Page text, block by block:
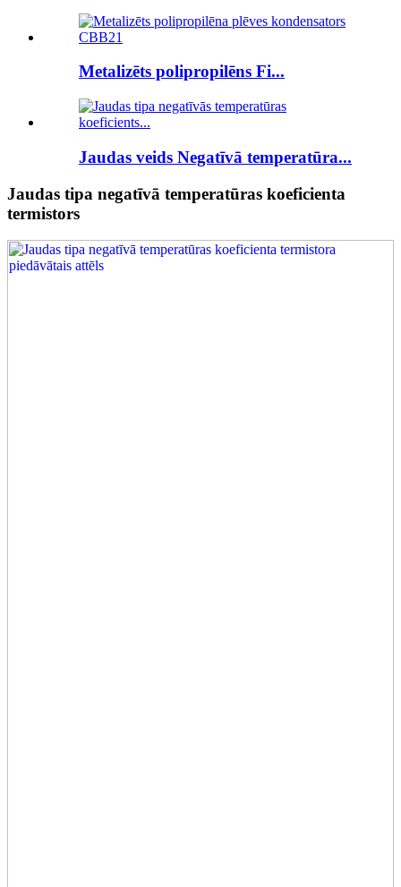
Metalizēts polipropilēns Fi...
Jaudas veids Negatīvā temperatūra...
Jaudas tipa negatīvā temperatūras koeficienta
termistors